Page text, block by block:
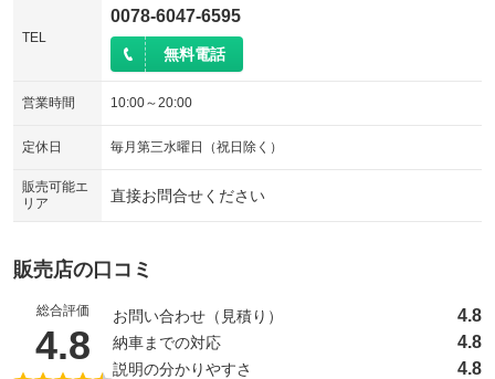
TEL
0078-6047-6595
無料電話
営業時間 10:00～20:00
定休日 毎月第三水曜日（祝日除く）
販売可能エ
リア
直接お問合せください
販売店の口コミ
総合評価
4.8 （5点満点中）
お問い合わせ（見積り） 4.8
納車までの対応 4.8
説明の分かりやすさ 4.8